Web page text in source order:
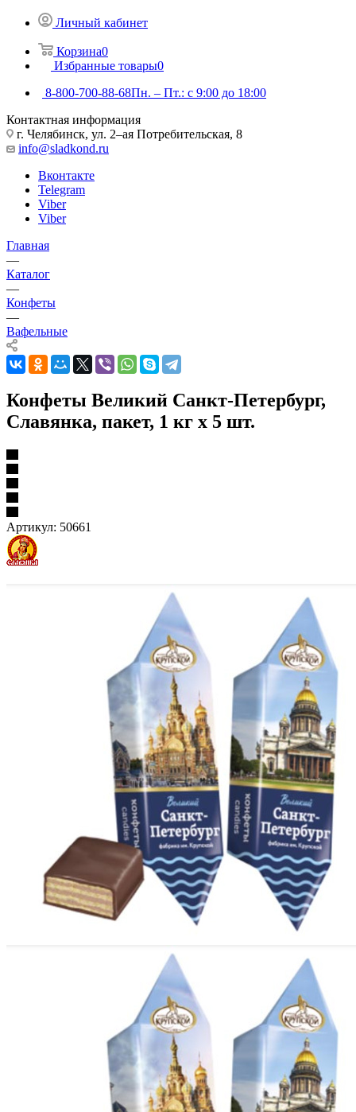
Личный кабинет
Корзина0
Избранные товары0
8-800-700-88-68Пн. – Пт.: с 9:00 до 18:00
Контактная информация
г. Челябинск, ул. 2–ая Потребительская, 8
info@sladkond.ru
Вконтакте
Telegram
Viber
Viber
Главная
—
Каталог
—
Конфеты
—
Вафельные
Конфеты Великий Санкт-Петербург,
Славянка, пакет, 1 кг х 5 шт.
Артикул: 50661